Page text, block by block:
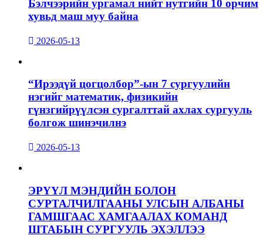
Бэлчээрийн ургамал нийт нутгийн 10 орчим
хувьд маш муу байна
2026-05-13
“Ирээдүй цогцолбор”-ын 7 сургуулийн
нэгийг математик, физикийн
гүнзгийрүүлсэн сургалттай ахлах сургууль
болгож шинэчилнэ
2026-05-13
ЭРҮҮЛ МЭНДИЙН БОЛОН
СУРТАЛЧИЛГААНЫ УЛСЫН АЛБАНЫ
ГАМШГААС ХАМГААЛАХ КОМАНД
ШТАБЫН СУРГУУЛЬ ЭХЭЛЛЭЭ